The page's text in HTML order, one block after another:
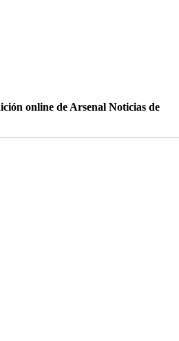
online de Arsenal Noticias de